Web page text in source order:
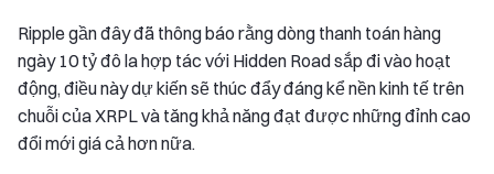
Ripple gần đây đã thông báo rằng dòng thanh toán hàng
ngày 10 tỷ đô la hợp tác với Hidden Road sắp đi vào hoạt
động, điều này dự kiến sẽ thúc đẩy đáng kể nền kinh tế trên
chuỗi của XRPL và tăng khả năng đạt được những đỉnh cao
đổi mới giá cả hơn nữa.